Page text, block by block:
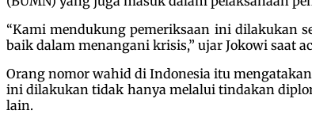
“Kami mendukung pemeriksaan ini dilakukan
baik dalam menangani krisis,” ujar Jokowi saat
Orang nomor wahid di Indonesia itu
ini dilakukan tidak hanya melalui tindakan
lain.